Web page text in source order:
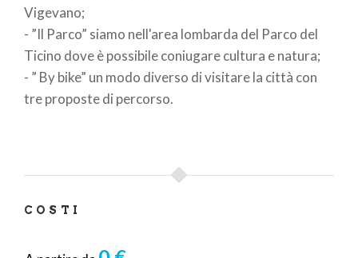
Vigevano;
- ”Il Parco” siamo nell'area lombarda del Parco del
Ticino dove è possibile coniugare cultura e natura;
- ” By bike” un modo diverso di visitare la città con
tre proposte di percorso.
COSTI